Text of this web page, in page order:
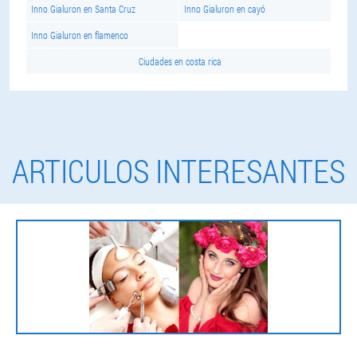
Inno Gialuron en Santa Cruz Inno Gialuron en cayó
Inno Gialuron en flamenco
Ciudades en costa rica
ARTICULOS INTERESANTES